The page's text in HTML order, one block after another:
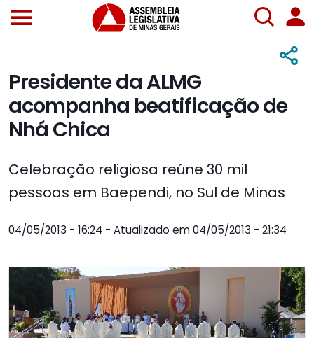
Presidente da ALMG
acompanha beatificação de
Nhá Chica
Celebração religiosa reúne 30 mil
pessoas em Baependi, no Sul de Minas
04/05/2013 - 16:24 - Atualizado em 04/05/2013 - 21:34